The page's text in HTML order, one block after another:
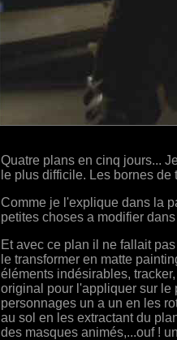
Quatre plans en cinq jours...
le plus difficile. Les bornes
Comme je l'explique dans la
petites choses a modifier
Et avec ce plan il ne fallait
le transformer en matte
éléments indésirables,
original pour l'appliquer sur le
personnages un a un en les
au sol en les extractant du
des masques animés,...ouf !